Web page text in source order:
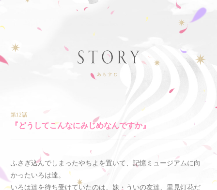
第12話
『どうしてこんなにみじめなんですか』
ふさぎ込んでしまったやちよを置いて、記憶ミュージアムに向
かったいろは達。
いろは達を待ち受けていたのは、妹・ういの友達、里見灯花だ